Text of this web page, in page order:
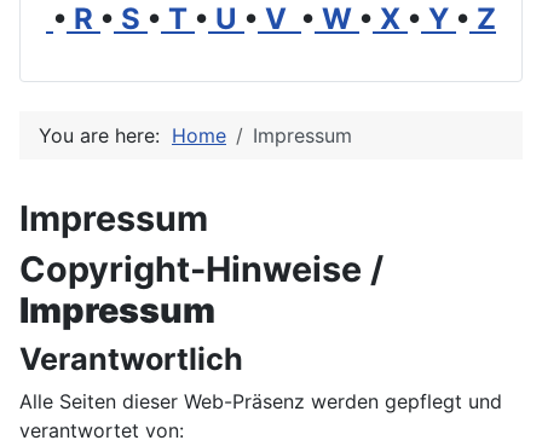
• R • S • T • U • V • W • X • Y • Z
You are here: Home Impressum
Impressum
Copyright-Hinweise /
Impressum
Verantwortlich
Alle Seiten dieser Web-Präsenz werden gepflegt und
verantwortet von: